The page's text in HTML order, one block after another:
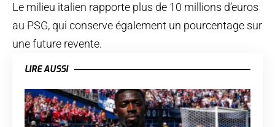
Le milieu italien rapporte plus de 10 millions d’euros
au PSG, qui conserve également un pourcentage sur
une future revente.
LIRE AUSSI